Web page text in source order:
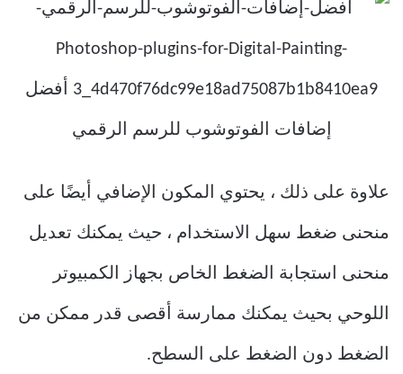
علاوة على ذلك ، يحتوي المكون الإضافي أيضًا على
منحنى ضغط سهل الاستخدام ، حيث يمكنك تعديل
منحنى استجابة الضغط الخاص بجهاز الكمبيوتر
اللوحي بحيث يمكنك ممارسة أقصى قدر ممكن من
الضغط دون الضغط على السطح.